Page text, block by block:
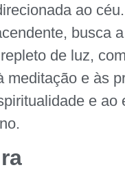
ao
busca
de luz,
meditação e às
e ao